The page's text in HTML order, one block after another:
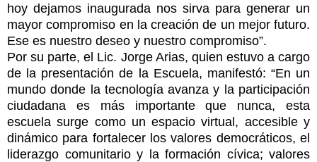
hoy dejamos inaugurada nos sirva para generar un
mayor compromiso en la creación de un mejor futuro.
Ese es nuestro deseo y nuestro compromiso”.
Por su parte, el Lic. Jorge Arias, quien estuvo a cargo
de la presentación de la Escuela, manifestó: “En un
mundo donde la tecnología avanza y la participación
ciudadana es más importante que nunca, esta
escuela surge como un espacio virtual, accesible y
dinámico para fortalecer los valores democráticos, el
liderazgo comunitario y la formación cívica; valores